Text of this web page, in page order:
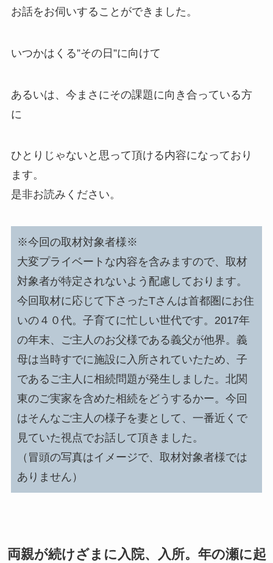
お話をお伺いすることができました。
いつかはくる”その日”に向けて
あるいは、今まさにその課題に向き合っている方
に
ひとりじゃないと思って頂ける内容になっており
ます。
是非お読みください。
※今回の取材対象者様※
大変プライベートな内容を含みますので、取材
対象者が特定されないよう配慮しております。
今回取材に応じて下さったTさんは首都圏にお住
いの４０代。子育てに忙しい世代です。2017年
の年末、ご主人のお父様である義父が他界。義
母は当時すでに施設に入所されていたため、子
であるご主人に相続問題が発生しました。北関
東のご実家を含めた相続をどうするかー。今回
はそんなご主人の様子を妻として、一番近くで
見ていた視点でお話して頂きました。
（冒頭の写真はイメージで、取材対象者様では
ありません）
両親が続けざまに入院、入所。年の瀬に起